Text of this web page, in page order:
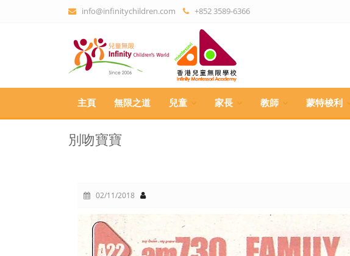
info@infinitychildren.com +852 3589-6366
主頁 無限之道 兒童 家長 教師 蒙特梭利
別吻寶寶
02/11/2018